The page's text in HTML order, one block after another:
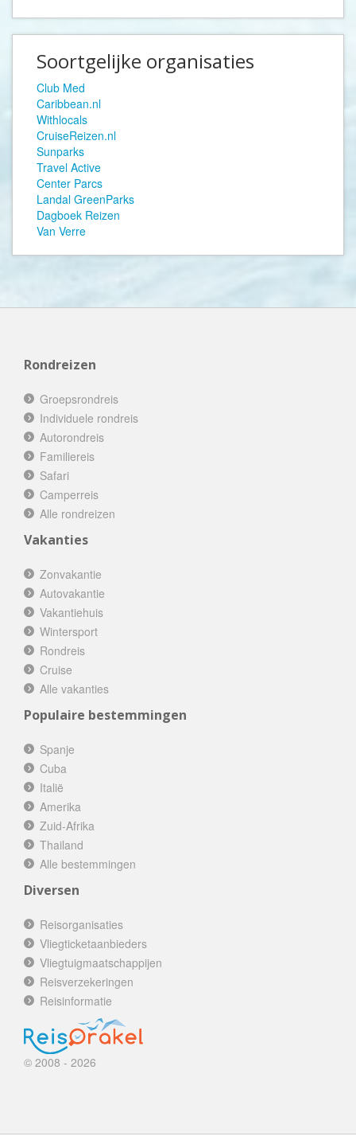
Soortgelijke organisaties
Club Med
Caribbean.nl
Withlocals
CruiseReizen.nl
Sunparks
Travel Active
Center Parcs
Landal GreenParks
Dagboek Reizen
Van Verre
Rondreizen
Groepsrondreis
Individuele rondreis
Autorondreis
Familiereis
Safari
Camperreis
Alle rondreizen
Vakanties
Zonvakantie
Autovakantie
Vakantiehuis
Wintersport
Rondreis
Cruise
Alle vakanties
Populaire bestemmingen
Spanje
Cuba
Italië
Amerika
Zuid-Afrika
Thailand
Alle bestemmingen
Diversen
Reisorganisaties
Vliegticketaanbieders
Vliegtuigmaatschappijen
Reisverzekeringen
Reisinformatie
© 2008 - 2026